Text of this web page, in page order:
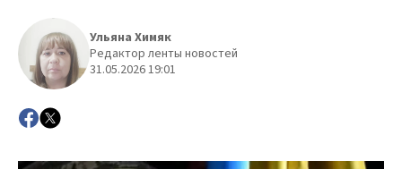
Ульяна Химяк
Редактор ленты новостей
31.05.2026 19:01